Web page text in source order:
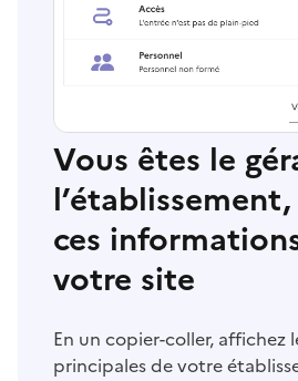
Vous êtes le
ces
votre site
En un copier-coller, affichez
principales de votre